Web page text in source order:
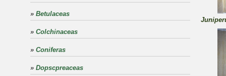
» Betulaceas
» Colchinaceas
» Coniferas
» Dopscpreaceas